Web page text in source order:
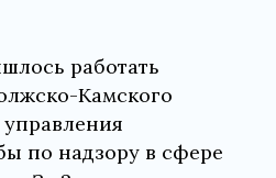
работать
Камского
по надзору в сфере